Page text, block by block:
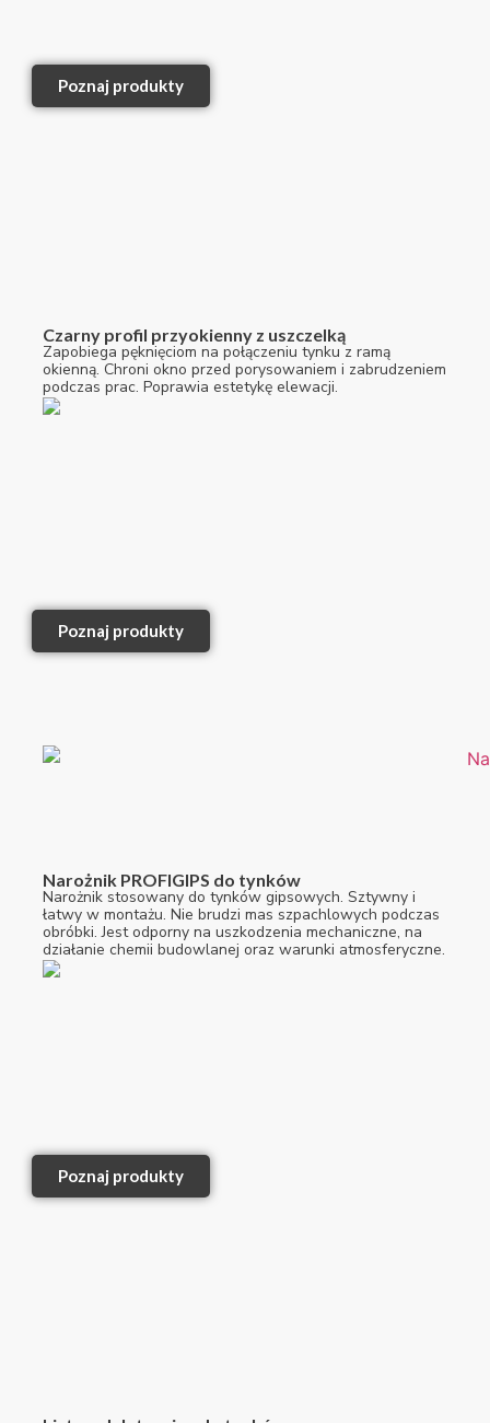
Poznaj produkty
Czarny profil przyokienny z uszczelką
Zapobiega pęknięciom na połączeniu tynku z ramą
okienną. Chroni okno przed porysowaniem i zabrudzeniem
podczas prac. Poprawia estetykę elewacji.
Poznaj produkty
Narożnik PROFIGIPS do tynków
Narożnik stosowany do tynków gipsowych. Sztywny i
łatwy w montażu. Nie brudzi mas szpachlowych podczas
obróbki. Jest odporny na uszkodzenia mechaniczne, na
działanie chemii budowlanej oraz warunki atmosferyczne.
Poznaj produkty